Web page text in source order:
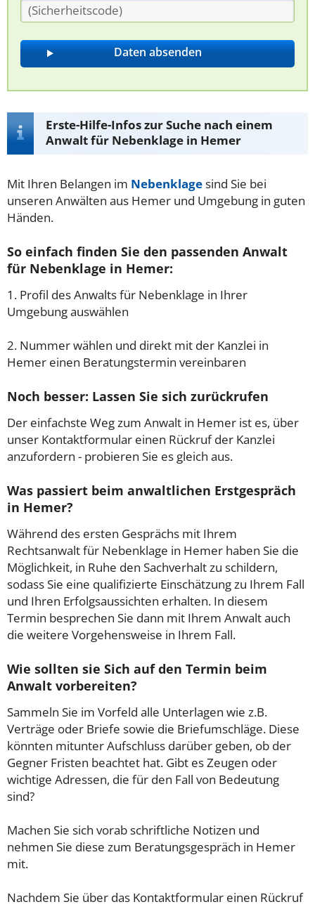
Erste-Hilfe-Infos zur Suche nach einem
Anwalt für Nebenklage in Hemer
Mit Ihren Belangen im Nebenklagesind Sie bei
unseren Anwälten aus Hemer und Umgebung in guten
Händen.
So einfach finden Sie den passenden Anwalt
für Nebenklage in Hemer:
1. Profil des Anwalts für Nebenklage in Ihrer
Umgebung auswählen
2. Nummer wählen und direkt mit der Kanzlei in
Hemer einen Beratungstermin vereinbaren
Noch besser: Lassen Sie sich zurückrufen
Der einfachste Weg zum Anwalt in Hemer ist es, über
unser Kontaktformular einen Rückruf der Kanzlei
anzufordern - probieren Sie es gleich aus.
Was passiert beim anwaltlichen Erstgespräch
in Hemer?
Während des ersten Gesprächs mit Ihrem
Rechtsanwalt für Nebenklage in Hemer haben Sie die
Möglichkeit, in Ruhe den Sachverhalt zu schildern,
sodass Sie eine qualifizierte Einschätzung zu Ihrem Fall
und Ihren Erfolgsaussichten erhalten. In diesem
Termin besprechen Sie dann mit Ihrem Anwalt auch
die weitere Vorgehensweise in Ihrem Fall.
Wie sollten sie Sich auf den Termin beim
Anwalt vorbereiten?
Sammeln Sie im Vorfeld alle Unterlagen wie z.B.
Verträge oder Briefe sowie die Briefumschläge. Diese
könnten mitunter Aufschluss darüber geben, ob der
Gegner Fristen beachtet hat. Gibt es Zeugen oder
wichtige Adressen, die für den Fall von Bedeutung
sind?
Machen Sie sich vorab schriftliche Notizen und
nehmen Sie diese zum Beratungsgespräch in Hemer
mit.
Nachdem Sie über das Kontaktformular einen Rückruf